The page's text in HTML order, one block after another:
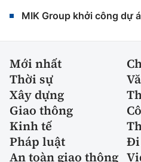
MIK Group khởi công dự
Mới nhất
Thời sự
Xây dựng
Giao thông
Kinh tế
Pháp luật
Đi
An toàn giao thông